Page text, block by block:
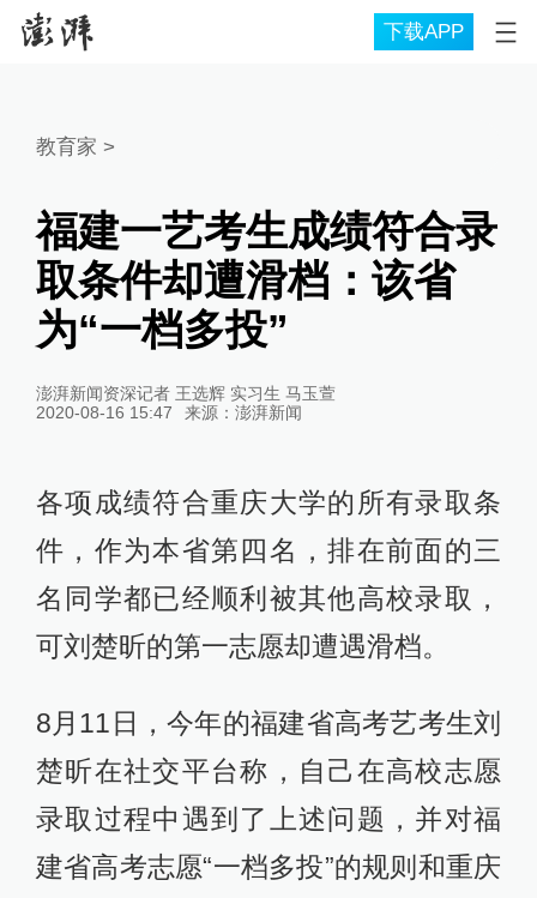
下载APP
教育家 >
福建一艺考生成绩符合录
取条件却遭滑档：该省
为“一档多投”
澎湃新闻资深记者 王选辉 实习生 马玉萱
2020-08-16 15:47
来源： 澎湃新闻
各项成绩符合重庆大学的所有录取条
件，作为本省第四名，排在前面的三
名同学都已经顺利被其他高校录取，
可刘楚昕的第一志愿却遭遇滑档。
8月11日，今年的福建省高考艺考生刘
楚昕在社交平台称，自己在高校志愿
录取过程中遇到了上述问题，并对福
建省高考志愿“一档多投”的规则和重庆